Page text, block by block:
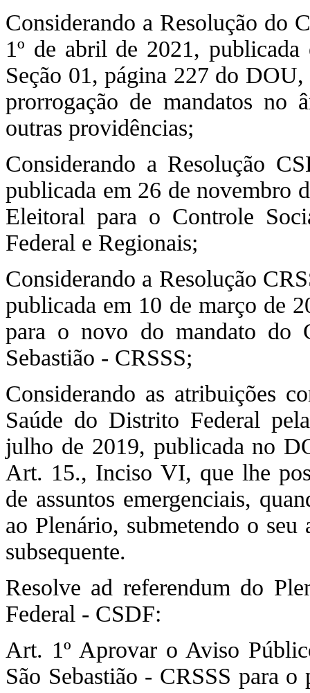
Considerando a Resolução do
1º de abril de 2021,
Seção 01, página 227 do DOU,
prorrogação de mandatos no
outras providências;
Considerando a Resolução
publicada em 26 de novembro
Eleitoral para o Controle
Federal e Regionais;
Considerando a Resolução
publicada em 10 de março de
para o novo do mandato do
Sebastião - CRSSS;
Considerando as atribuições
Saúde do Distrito Federal
julho de 2019, publicada no
Art. 15., Inciso VI, que lhe
de assuntos emergenciais,
ao Plenário, submetendo o
subsequente.
Resolve ad referendum do
Federal - CSDF:
Art. 1º Aprovar o Aviso
São Sebastião - CRSSS para